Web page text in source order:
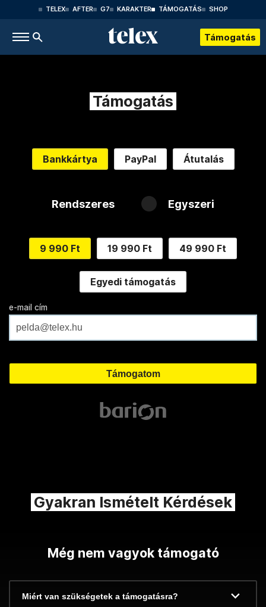
TELEX AFTER G7 KARAKTER TÁMOGATÁS SHOP
Támogatás
Támogatás
Bankkártya PayPal Átutalás
Rendszeres Egyszeri
9 990 Ft 19 990 Ft 49 990 Ft
Egyedi támogatás
e-mail cím
Gyakran Ismételt Kérdések
Még nem vagyok támogató
Miért van szükségetek a támogatásra?